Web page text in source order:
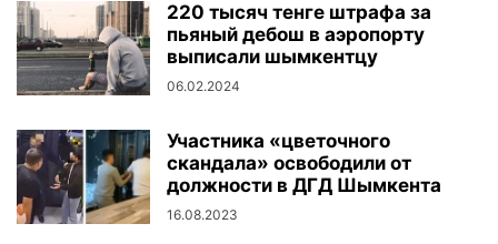
220 тысяч тенге штрафа за
пьяный дебош в аэропорту
выписали шымкентцу
06.02.2024
Участника «цветочного
скандала» освободили от
должности в ДГД Шымкента
16.08.2023